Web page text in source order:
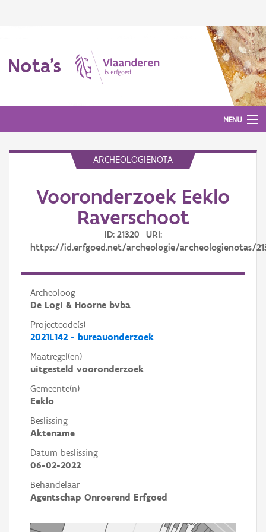
Nota's
MENU
Aanmelden
ARCHEOLOGIENOTA
Vooronderzoek Eeklo
Raverschoot
ID: 21320 URI:
https://id.erfgoed.net/archeologie/archeologienotas/
Archeoloog
De Logi & Hoorne bvba
Projectcode(s)
2021L142 - bureauonderzoek
Maatregel(en)
uitgesteld vooronderzoek
Gemeente(n)
Eeklo
Beslissing
Aktename
Datum beslissing
06-02-2022
Behandelaar
Agentschap Onroerend Erfgoed